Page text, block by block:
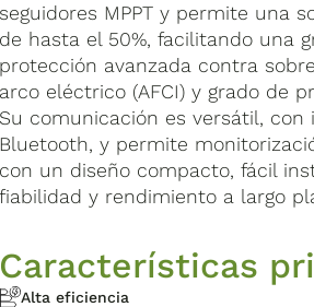
seguidores MPPT y permite una
de hasta el 50%, facilitando una
protección avanzada contra
arco eléctrico (AFCI) y grado de
Su comunicación es versátil, con
Bluetooth, y permite
con un diseño compacto, fácil
fiabilidad y rendimiento a largo
Características
Alta eficiencia